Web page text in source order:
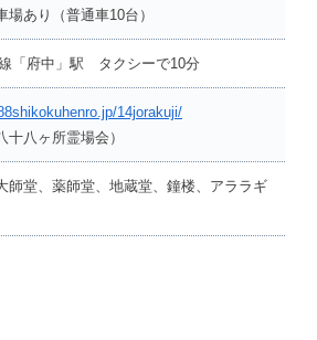
場あり（普通車10台）
「府中」駅 タクシーで10分
14jorakuji/
十八ヶ所霊場会）
師堂、薬師堂、地蔵堂、鐘楼、アララギ